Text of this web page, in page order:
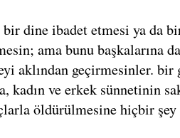
dine ibadet etmesi ya da
ama bunu başkalarına
aklından geçirmesinler. bir
kadın ve erkek sünnetinin
öldürülmesine hiçbir